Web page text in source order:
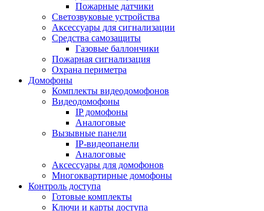
Пожарные датчики
Светозвуковые устройства
Аксессуары для сигнализации
Средства самозащиты
Газовые баллончики
Пожарная сигнализация
Охрана периметра
Домофоны
Комплекты видеодомофонов
Видеодомофоны
IP домофоны
Аналоговые
Вызывные панели
IP-видеопанели
Аналоговые
Аксессуары для домофонов
Многоквартирные домофоны
Контроль доступа
Готовые комплекты
Ключи и карты доступа